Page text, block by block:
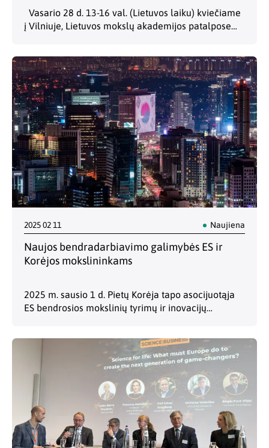
Vasario 28 d. 13-16 val. (Lietuvos laiku) kviečiame
į Vilniuje, Lietuvos mokslų akademijos patalpose
prisidėjo prie renginio organizavimo,…
2025 02 11 Naujiena
Naujos bendradarbiavimo galimybės ES ir
Korėjos mokslininkams
2025 m. sausio 1 d. Pietų Korėja tapo asocijuotąja
ES bendrosios mokslinių tyrimų ir inovacijų